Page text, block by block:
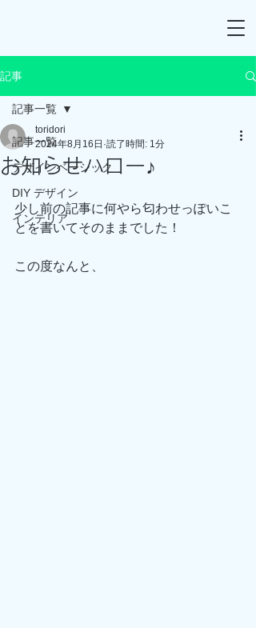
記事
記事一覧
デザインベーシック
DIY デザイン
インテリア
記事一覧
お知らせハロー♪
toridori
2024年8月16日 読了時間: 1分
少し前の記事に何やら匂わせっぽいこ
とを書いてそのままでした！
この度なんと、